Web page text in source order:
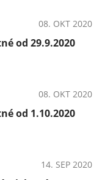
08. OKT 2020
od 29.9.2020
08. OKT 2020
od 1.10.2020
14. SEP 2020